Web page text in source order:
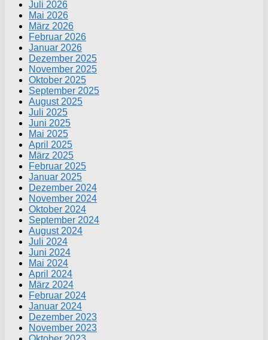
Juli 2026
Mai 2026
März 2026
Februar 2026
Januar 2026
Dezember 2025
November 2025
Oktober 2025
September 2025
August 2025
Juli 2025
Juni 2025
Mai 2025
April 2025
März 2025
Februar 2025
Januar 2025
Dezember 2024
November 2024
Oktober 2024
September 2024
August 2024
Juli 2024
Juni 2024
Mai 2024
April 2024
März 2024
Februar 2024
Januar 2024
Dezember 2023
November 2023